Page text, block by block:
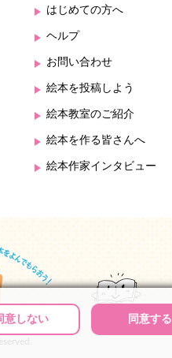
はじめての方へ
ヘルプ
お問い合わせ
絵本を投稿しよう
絵本教室のご紹介
絵本を作る皆さんへ
絵本作家インタビュー
意しない 同意する